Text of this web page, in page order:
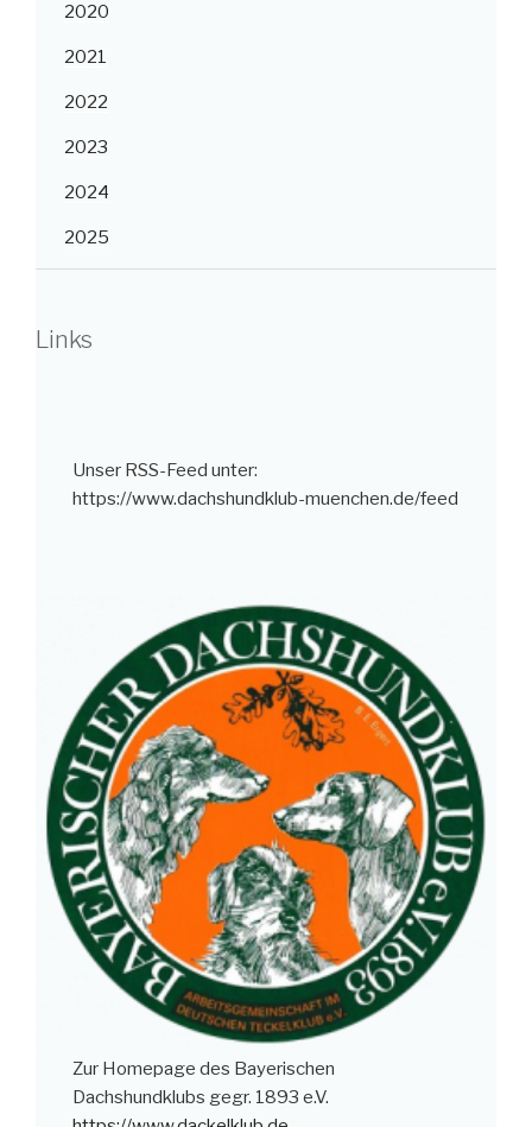
2020
2021
2022
2023
2024
2025
Links
Unser RSS-Feed unter:
https://www.dachshundklub-muenchen.de/feed
Zur Homepage des Bayerischen
Dachshundklubs gegr. 1893 e.V.